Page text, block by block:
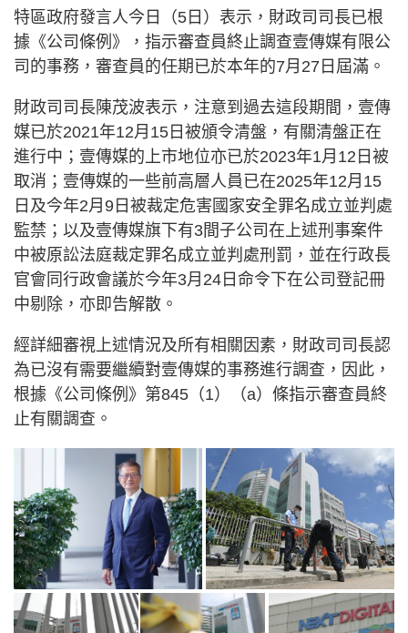
特區政府發言人今日（5日）表示，財政司司長已根
據《公司條例》，指示審查員終止調查壹傳媒有限公
司的事務，審查員的任期已於本年的7月27日屆滿。
財政司司長陳茂波表示，注意到過去這段期間，壹傳
媒已於2021年12月15日被頒令清盤，有關清盤正在
進行中；壹傳媒的上市地位亦已於2023年1月12日被
取消；壹傳媒的一些前高層人員已在2025年12月15
日及今年2月9日被裁定危害國家安全罪名成立並判處
監禁；以及壹傳媒旗下有3間子公司在上述刑事案件
中被原訟法庭裁定罪名成立並判處刑罰，並在行政長
官會同行政會議於今年3月24日命令下在公司登記冊
中剔除，亦即告解散。
經詳細審視上述情況及所有相關因素，財政司司長認
為已沒有需要繼續對壹傳媒的事務進行調查，因此，
根據《公司條例》第845（1）（a）條指示審查員終
止有關調查。